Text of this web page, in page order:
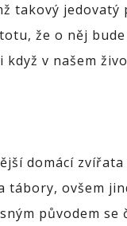
takový jedovatý
že o něj
když v našem
domácí
tábory, ovšem
původem